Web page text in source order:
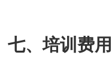
七、培训费